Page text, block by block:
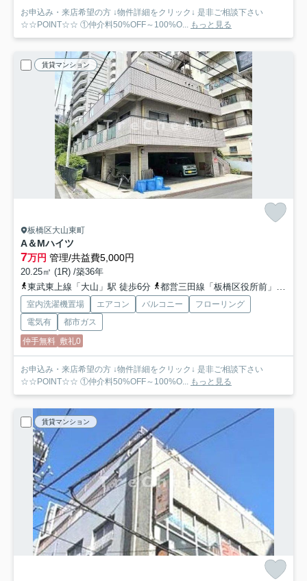
お申込み・来店希望の方 ↓物件詳細をクリック↓ 是非ご相談下さい
☆☆POINT☆☆ ①仲介料50%OFF～100%O... もっと見る
賃貸マンション
板橋区大山東町
A＆Mハイツ
7万円 管理/共益費5,000円
20.25㎡ (1R) /築36年
東武東上線「大山」駅 徒歩6分
都営三田線「板橋区役所前」駅 徒歩8分
室内洗濯機置場 エアコン バルコニー
フローリング
電気有
都市ガス
仲手無料 敷礼0
お申込み・来店希望の方 ↓物件詳細をクリック↓ 是非ご相談下さい
☆☆POINT☆☆ ①仲介料50%OFF～100%O... もっと見る
賃貸マンション